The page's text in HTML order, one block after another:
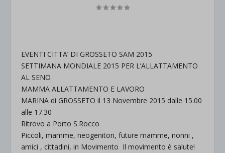
EVENTI CITTA’ DI GROSSETO SAM 2015
SETTIMANA MONDIALE 2015 PER L’ALLATTAMENTO
AL SENO
MAMMA ALLATTAMENTO E LAVORO
MARINA di GROSSETO il 13 Novembre 2015 dalle 15.00
alle 17.30
Ritrovo a Porto S.Rocco
Piccoli, mamme, neogenitori, future mamme, nonni ,
amici , cittadini, in Movimento Il movimento è salute!